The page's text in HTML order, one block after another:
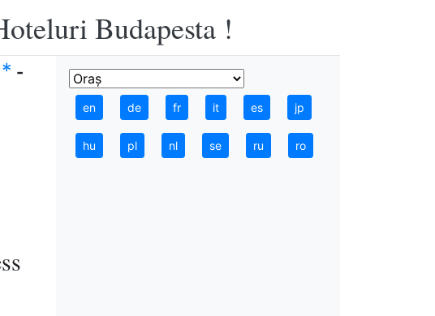
Budapesta !
-
en de fr it es jp
hu pl nl se ru ro